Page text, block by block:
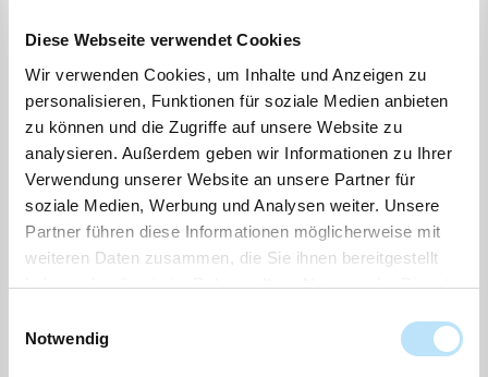
Diese Webseite verwendet Cookies
Wir verwenden Cookies, um Inhalte und Anzeigen zu
personalisieren, Funktionen für soziale Medien anbieten
zu können und die Zugriffe auf unsere Website zu
analysieren. Außerdem geben wir Informationen zu Ihrer
Verwendung unserer Website an unsere Partner für
soziale Medien, Werbung und Analysen weiter. Unsere
Partner führen diese Informationen möglicherweise mit
weiteren Daten zusammen, die Sie ihnen bereitgestellt
haben oder die sie im Rahmen Ihrer Nutzung der Dienste
Notwendig
16
JUL
Öffentliche Bekanntmachung über das
Planfeststellungsverfahren für das Vorhaben "Aus-
und Neubau Schienenanbindung FBQ,
Planfeststellungsverfahren 4
WEITERLESEN
Amt Lensahn | Amtliche Bekanntmachung